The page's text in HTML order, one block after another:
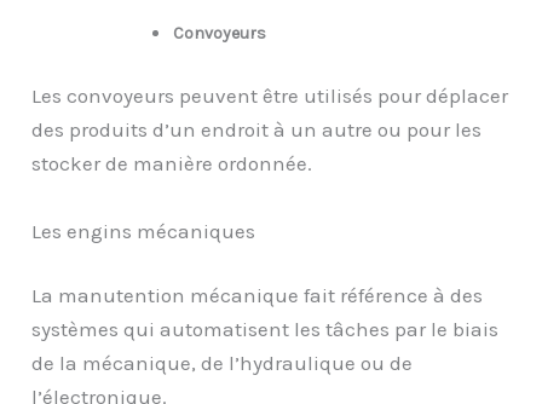
Convoyeurs
Les convoyeurs peuvent être utilisés pour déplacer
des produits d’un endroit à un autre ou pour les
stocker de manière ordonnée.
Les engins mécaniques
La manutention mécanique fait référence à des
systèmes qui automatisent les tâches par le biais
de la mécanique, de l’hydraulique ou de
l’électronique.